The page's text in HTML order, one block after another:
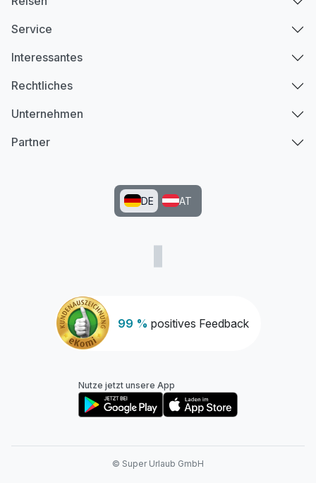
99 % positives Feedback
Service
Interessantes
Rechtliches
Unternehmen
Partner
DE AT
Nutze jetzt unsere App
© Super Urlaub GmbH